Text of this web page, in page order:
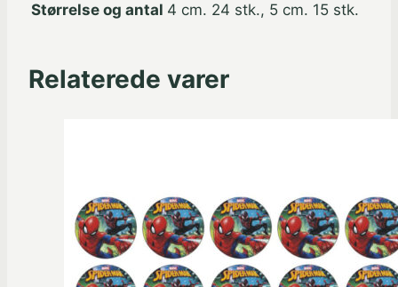
Størrelse og antal 4 cm. 24 stk., 5 cm. 15 stk.
Relaterede varer